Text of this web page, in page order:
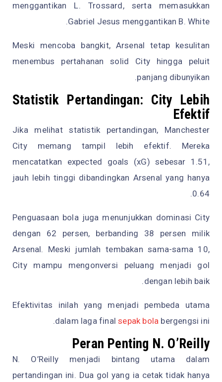
menggantikan L. Trossard, serta memasukkan
Gabriel Jesus menggantikan B. White.
Meski mencoba bangkit, Arsenal tetap kesulitan
menembus pertahanan solid City hingga peluit
panjang dibunyikan.
Statistik Pertandingan: City Lebih
Efektif
Jika melihat statistik pertandingan, Manchester
City memang tampil lebih efektif. Mereka
mencatatkan expected goals (xG) sebesar 1.51,
jauh lebih tinggi dibandingkan Arsenal yang hanya
0.64.
Penguasaan bola juga menunjukkan dominasi City
dengan 62 persen, berbanding 38 persen milik
Arsenal. Meski jumlah tembakan sama-sama 10,
City mampu mengonversi peluang menjadi gol
dengan lebih baik.
Efektivitas inilah yang menjadi pembeda utama
dalam laga finalsepak bola bergengsi ini.
Peran Penting N. O’Reilly
N. O’Reilly menjadi bintang utama dalam
pertandingan ini. Dua gol yang ia cetak tidak hanya